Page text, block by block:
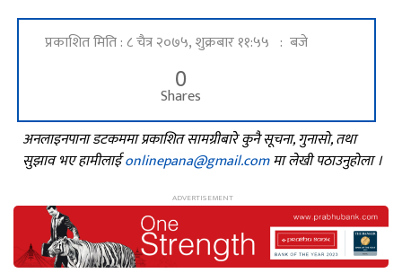
प्रकाशित मिति : ८ चैत्र २०७५, शुक्रबार ११:५५ : बजे
0
Shares
अनलाइनपाना डटकममा प्रकाशित सामग्रीबारे कुनै सूचना, गुनासो, तथा
सुझाव भए हामीलाईonlinepana@gmail.comमा लेखी पठाउनुहोला ।